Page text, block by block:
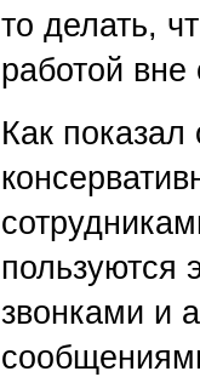
то делать,
работой
Как
пользуются
звонками и